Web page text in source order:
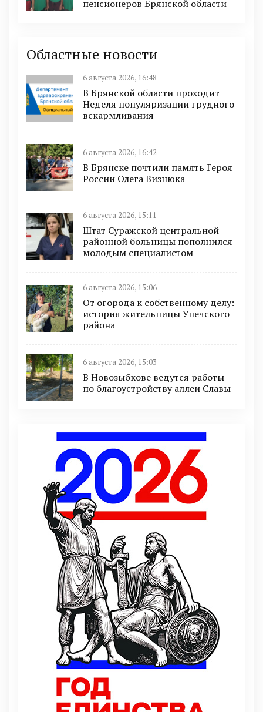
пенсионеров Брянской области
Областные новости
6 августа 2026, 16:48
В Брянской области проходит
Неделя популяризации грудного
вскармливания
6 августа 2026, 16:42
В Брянске почтили память Героя
России Олега Визнюка
6 августа 2026, 15:11
Штат Суражской центральной
районной больницы пополнился
молодым специалистом
6 августа 2026, 15:06
От огорода к собственному делу:
история жительницы Унечского
района
6 августа 2026, 15:03
В Новозыбкове ведутся работы
по благоустройству аллеи Славы